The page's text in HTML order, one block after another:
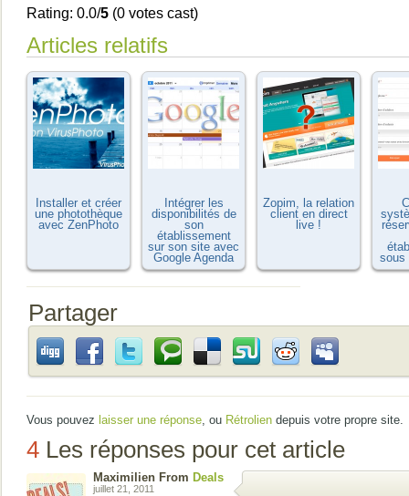
Rating: 0.0/5 (0 votes cast)
Articles relatifs
Installer et créer
une photothèque
avec ZenPhoto
Intégrer les
disponibilités de
son
établissement
sur son site avec
Google Agenda
Zopim, la relation
client en direct
live !
sous
Partager
Vous pouvez laisser une réponse, ou Rétrolien depuis votre propre site.
4 Les réponses pour cet article
Maximilien From Deals
juillet 21, 2011